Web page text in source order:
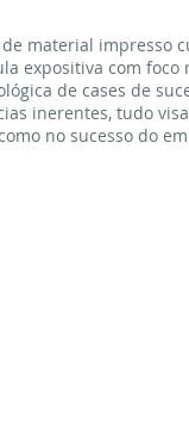
material impresso
expositiva com
de cases de
inerentes, tudo
no sucesso do